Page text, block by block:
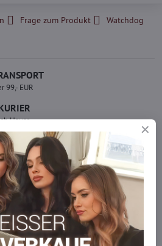
Frage zum Produkt
Watchdog
99,- EUR
Hause.
everlady
und genießen Sie einen 5 %
Einkauf.
im Warenkorb angewendet.